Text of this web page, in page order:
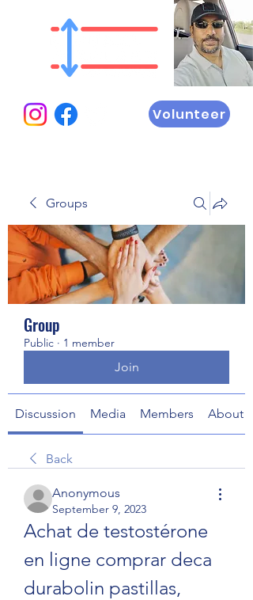
Volunteer
Groups
Group
Public · 1 member
Join
Discussion Media Members About
Back
Anonymous
September 9, 2023
Achat de testostérone
en ligne comprar deca
durabolin pastillas,